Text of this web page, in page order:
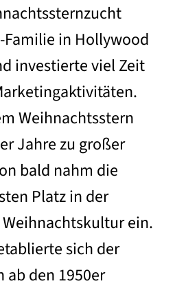
in Hollywood
investierte viel Zeit
Weihnachtsstern
Jahre zu großer
bald nahm die
Platz in der
ein.
sich der
ab den 1950er